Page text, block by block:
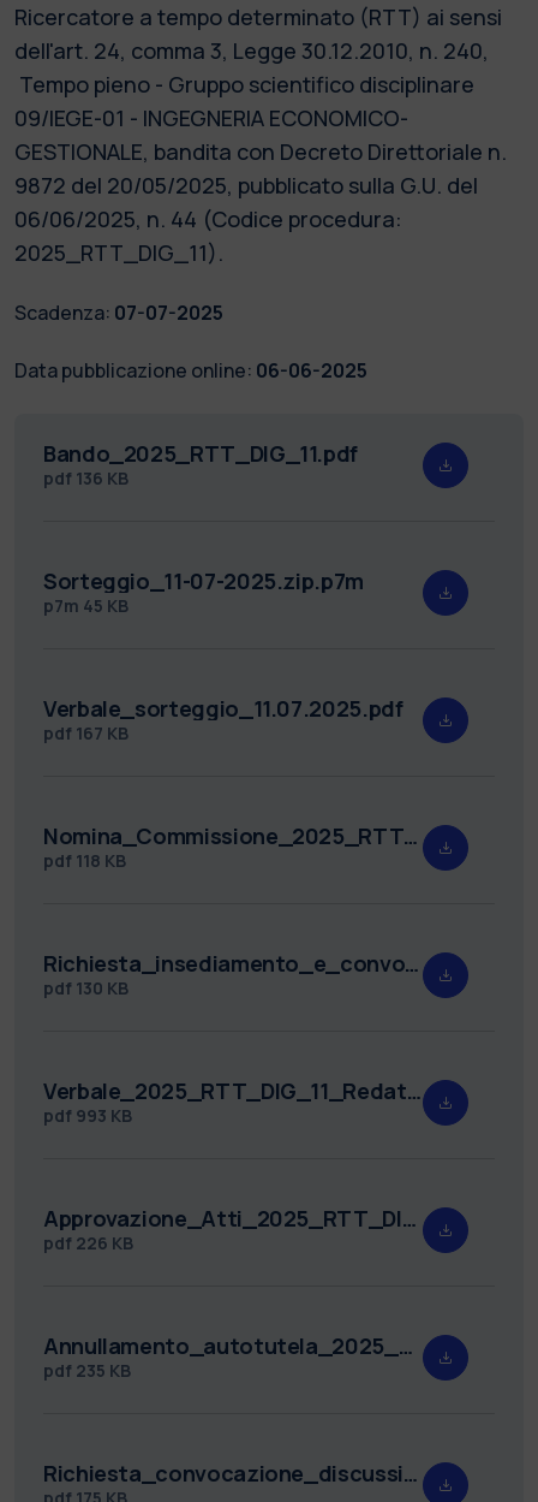
Ricercatore a tempo determinato (RTT) ai sensi
dell'art. 24, comma 3, Legge 30.12.2010, n. 240,
Tempo pieno - Gruppo scientifico disciplinare
09/IEGE-01 - INGEGNERIA ECONOMICO-
GESTIONALE, bandita con Decreto Direttoriale n.
9872 del 20/05/2025, pubblicato sulla G.U. del
06/06/2025, n. 44 (Codice procedura:
2025_RTT_DIG_11).
Scadenza: 07-07-2025
Data pubblicazione online: 06-06-2025
Bando_2025_RTT_DIG_11.pdf
pdf 136 KB
Sorteggio_11-07-2025.zip.p7m
p7m 45 KB
Verbale_sorteggio_11.07.2025.pdf
pdf 167 KB
Nomina_Commissione_2025_RTT_DIG_11.pdf
pdf 118 KB
Richiesta_insediamento_e_convocazione_discussione_2025_RTT_DIG_11_link.pdf
pdf 130 KB
Verbale_2025_RTT_DIG_11_Redatto.pdf
pdf 993 KB
Approvazione_Atti_2025_RTT_DIG_11.pdf
pdf 226 KB
Annullamento_autotutela_2025_RTT_DIG_11.pdf
pdf 235 KB
Richiesta_convocazione_discussione_2025_RTT_DIG_11_Di_Maio.pdf